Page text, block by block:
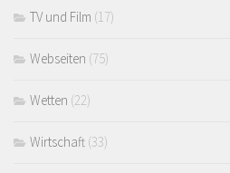
TV und Film (17)
Webseiten (75)
Wetten (22)
Wirtschaft (33)